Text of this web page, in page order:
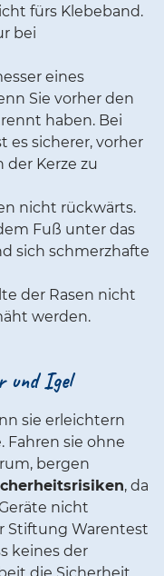
fürs Klebeband.
bei
eines
Sie vorher den
haben. Bei
es sicherer, vorher
Kerze zu
nicht rückwärts.
Fuß unter das
sich schmerzhafte
der Rasen nicht
werden.
und Igel
sie erleichtern
Fahren sie ohne
bergen
, da
nicht
Stiftung Warentest
keines der